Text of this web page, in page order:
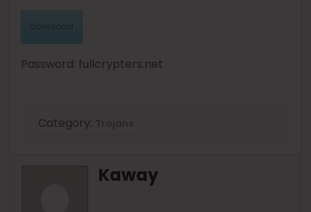
Download
Password: fullcrypters.net
Category:
Kaway